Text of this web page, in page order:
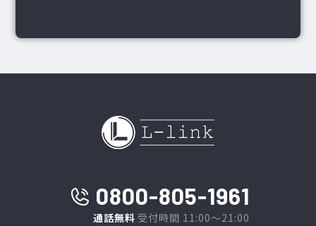
0800-805-1961
通話無料 受付時間 11:00～21:00